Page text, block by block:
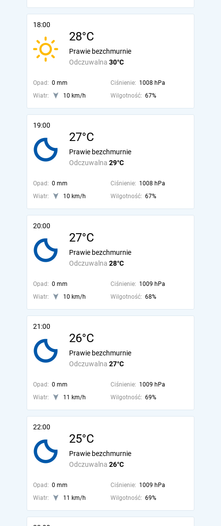
18:00
28°C
Odczuwalna 30°C
Prawie bezchmurnie
Opad: 0 mm Ciśnienie: 1008 hPa
Wiatr:
10 km/h Wilgotność: 67%
19:00
27°C
Odczuwalna 29°C
Prawie bezchmurnie
Opad: 0 mm Ciśnienie: 1008 hPa
Wiatr:
10 km/h Wilgotność: 67%
20:00
27°C
Odczuwalna 28°C
Prawie bezchmurnie
Opad: 0 mm Ciśnienie: 1009 hPa
Wiatr:
10 km/h Wilgotność: 68%
21:00
26°C
Odczuwalna 27°C
Prawie bezchmurnie
Opad: 0 mm Ciśnienie: 1009 hPa
Wiatr:
11 km/h Wilgotność: 69%
22:00
25°C
Odczuwalna 26°C
Prawie bezchmurnie
Opad: 0 mm Ciśnienie: 1009 hPa
Wiatr:
11 km/h Wilgotność: 69%